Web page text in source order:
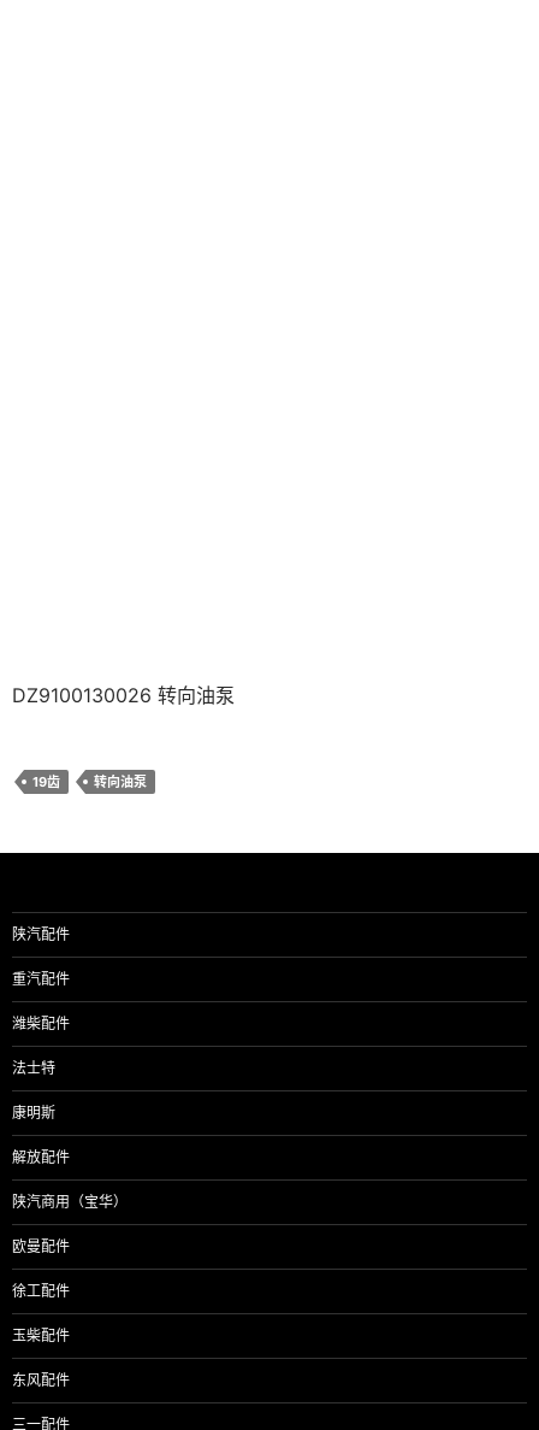
DZ9100130026 转向油泵
19齿 转向油泵
陕汽配件
重汽配件
潍柴配件
法士特
康明斯
解放配件
陕汽商用（宝华）
欧曼配件
徐工配件
玉柴配件
东风配件
三一配件